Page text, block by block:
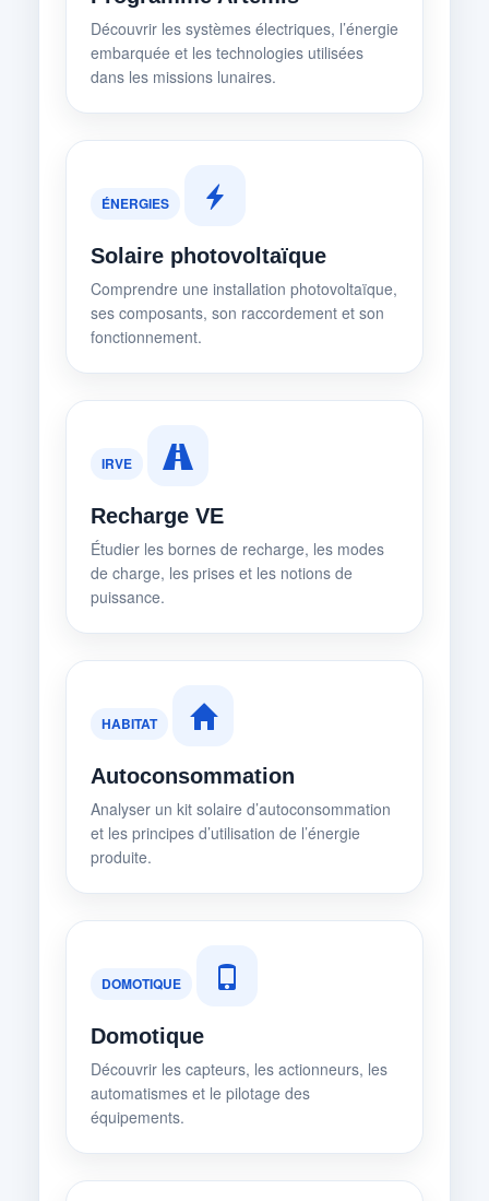
Découvrir les systèmes électriques, l’énergie
embarquée et les technologies utilisées
dans les missions lunaires.
ÉNERGIES
Solaire photovoltaïque
Comprendre une installation photovoltaïque,
ses composants, son raccordement et son
fonctionnement.
IRVE
Recharge VE
Étudier les bornes de recharge, les modes
de charge, les prises et les notions de
puissance.
HABITAT
Autoconsommation
Analyser un kit solaire d’autoconsommation
et les principes d’utilisation de l’énergie
produite.
DOMOTIQUE
Domotique
Découvrir les capteurs, les actionneurs, les
automatismes et le pilotage des
équipements.